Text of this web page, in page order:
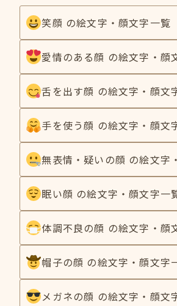
笑顔 の絵文字・顔文字一覧
愛情のある顔 の絵文字・顔
舌を出す顔 の絵文字・顔文
手を使う顔 の絵文字・顔文
無表情・疑いの顔 の絵文字
眠い顔 の絵文字・顔文字一
体調不良の顔 の絵文字・顔
帽子の顔 の絵文字・顔文字
メガネの顔 の絵文字・顔文